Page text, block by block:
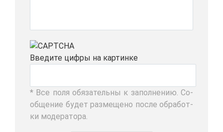
Вве­ди­те циф­ры на кар­тин­ке
* Все по­ля обя­за­тель­ны к за­пол­не­нию. Со­
об­ще­ние бу­дет раз­ме­ще­но по­сле об­ра­бот­
ки мо­де­ра­то­ра.